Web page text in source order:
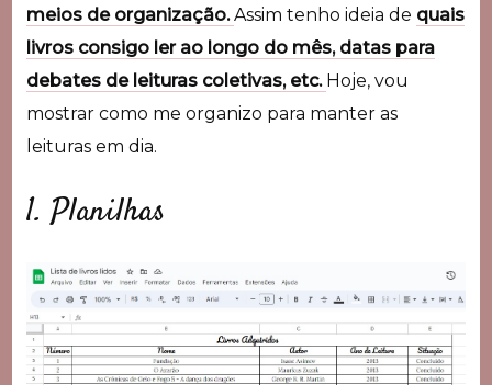
meios de organização.Assim tenho ideia de quais
livros consigo ler ao longo do mês, datas para
debates de leituras coletivas, etc. Hoje, vou
mostrar como me organizo para manter as
leituras em dia.
1. Planilhas